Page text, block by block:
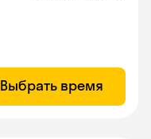
Выбрать время